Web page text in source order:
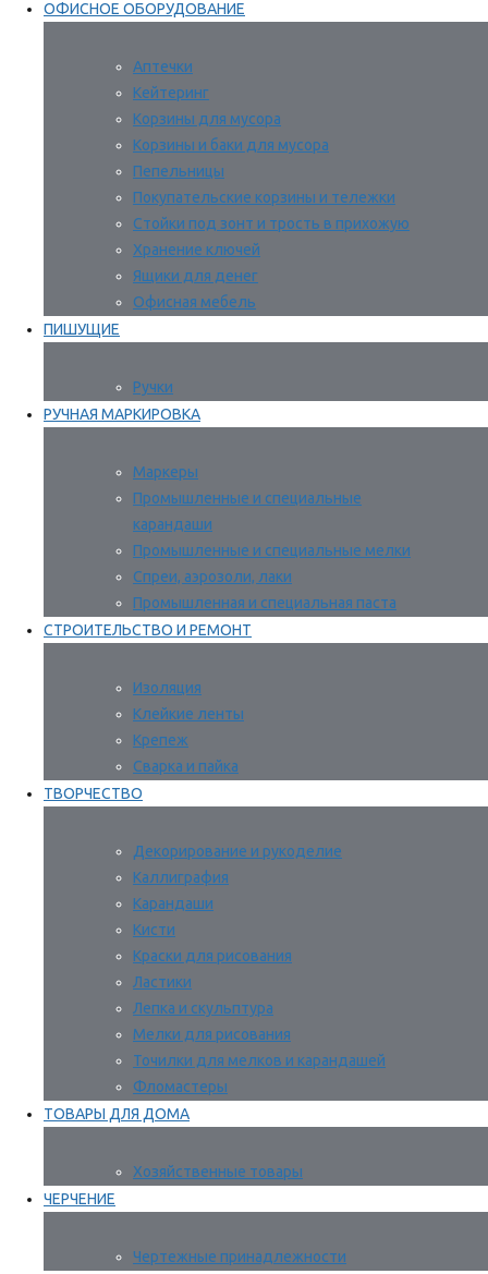
ОФИСНОЕ ОБОРУДОВАНИЕ
Аптечки
Кейтеринг
Корзины для мусора
Корзины и баки для мусора
Пепельницы
Покупательские корзины и тележки
Стойки под зонт и трость в прихожую
Хранение ключей
Ящики для денег
Офисная мебель
ПИШУЩИЕ
Ручки
РУЧНАЯ МАРКИРОВКА
Маркеры
Промышленные и специальные
карандаши
Промышленные и специальные мелки
Спреи, аэрозоли, лаки
Промышленная и специальная паста
СТРОИТЕЛЬСТВО И РЕМОНТ
Изоляция
Клейкие ленты
Крепеж
Сварка и пайка
ТВОРЧЕСТВО
Декорирование и рукоделие
Каллиграфия
Карандаши
Кисти
Краски для рисования
Ластики
Лепка и скульптура
Мелки для рисования
Точилки для мелков и карандашей
Фломастеры
ТОВАРЫ ДЛЯ ДОМА
Хозяйственные товары
ЧЕРЧЕНИЕ
Чертежные принадлежности